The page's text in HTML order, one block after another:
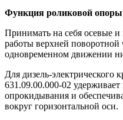
Функция роликовой опоры
Принимать на себя осевые и
работы верхней поворотной
одновременном движении
Для дизель-электрического
631.09.00.000-02
опрокидывания и
вокруг горизонтальной оси.